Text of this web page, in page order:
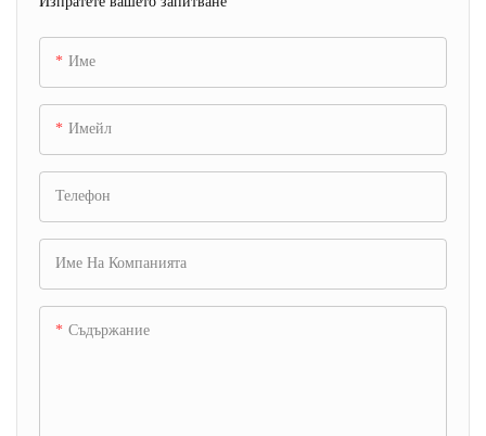
Име
Имейл
Телефон
Име На Компанията
Съдържание